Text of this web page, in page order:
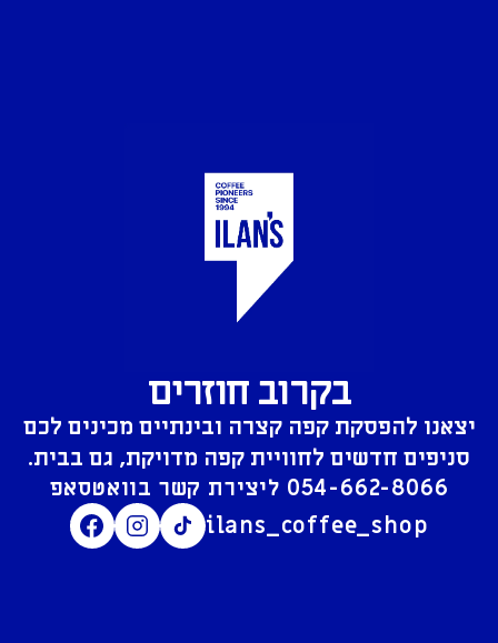
בקרוב חוזרים
יצאנו להפסקת קפה קצרה ובינתיים מכינים לכם
סניפים חדשים לחוויית קפה מדויקת, גם בבית.
054-662-8066
ilans_coffee_shop